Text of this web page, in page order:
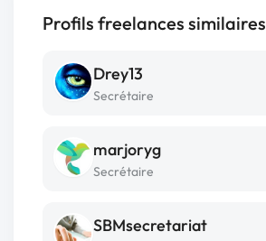
Profils freelances similaires
Drey13
Secrétaire
marjoryg
Secrétaire
SBMsecretariat